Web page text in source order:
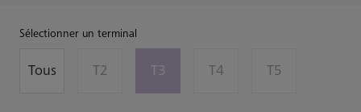
Sélectionner un terminal
Tous T2 T3 T4 T5